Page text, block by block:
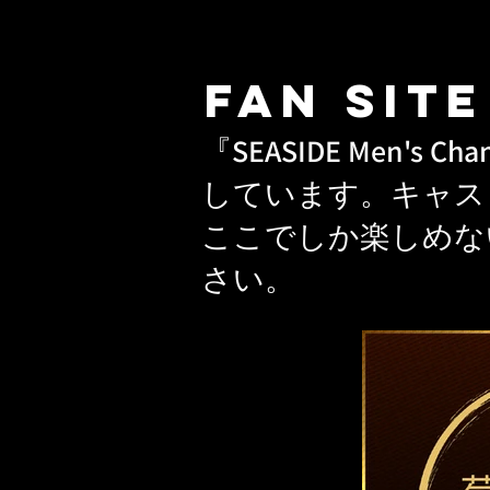
FAN SITE
『SEASIDE Men's
しています。キャ
ここでしか楽しめ
さい。